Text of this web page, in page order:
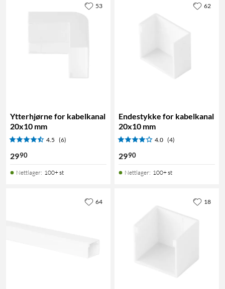
Ytterhjørne for kabelkanal
20x10 mm
4.5 (6)
2990
Nettlager: 100+ st
53
Endestykke for kabelkanal
20x10 mm
4.0 (4)
2990
Nettlager: 100+ st
62
64 18